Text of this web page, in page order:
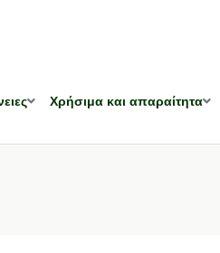
Χρήσιμα και απαραίτητα